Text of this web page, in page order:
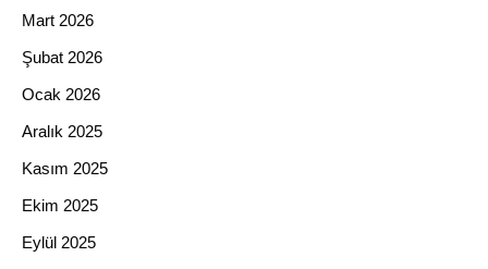
Mart 2026
Şubat 2026
Ocak 2026
Aralık 2025
Kasım 2025
Ekim 2025
Eylül 2025